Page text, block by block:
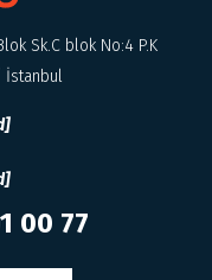
Sk.C blok No:4 P.K
İstanbul
00 77